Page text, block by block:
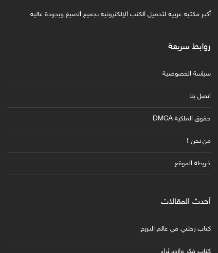
أكبر مكتبة عربية لتحميل الكتب الإلكترونية بجميع الصيغ وبجودة عالية
روابط سريعة
سياسة الخصوصية
اتصل بنا
حقوق الملكية DMCA
من نحن !
خريطة الموقع
أحدث المقالات
كتاب رحلتي في عالم البرزخ
كتاب فكر وازدد ثراء